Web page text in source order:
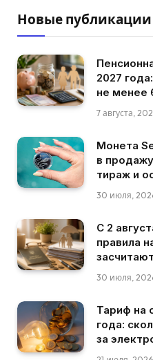
Новые публикации
2027
не менее
7 августа,
Монета
в
тираж и
30 июля,
С 2
правила
30 июля,
Тариф на
года:
за